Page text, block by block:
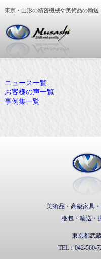
東京・山形の精密機械や美術品の輸
大型精
ニュース一覧
お客様の声一覧
事例集一覧
美術品・高級家具
梱包・輸送・
東京都武
TEL： 042-560-